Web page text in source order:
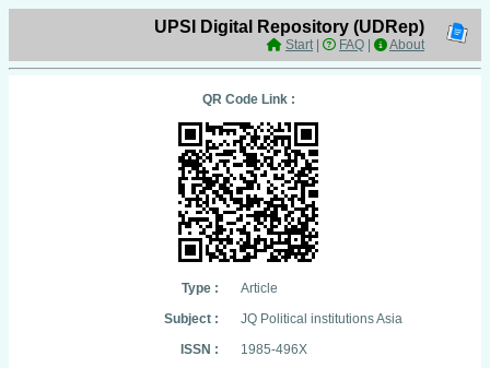
UPSI Digital Repository (UDRep)
Start| FAQ About
QR Code Link :
Type :
Article
Subject :
JQ Political institutions Asia
ISSN :
1985-496X